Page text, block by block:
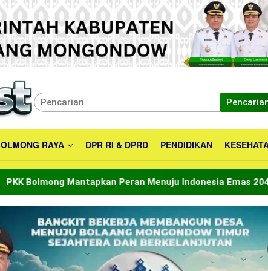
RAYA DPR RI & DPRD PENDIDIKAN
Peran Menuju Indonesia Emas 2045 Bupati